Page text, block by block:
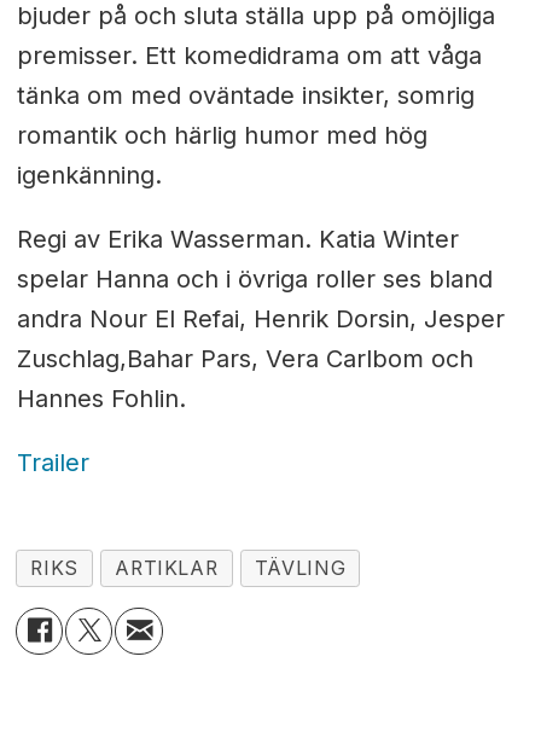
bjuder på och sluta ställa upp på omöjliga
premisser. Ett komedidrama om att våga
tänka om med oväntade insikter, somrig
romantik och härlig humor med hög
igenkänning.
Regi av Erika Wasserman. Katia Winter
spelar Hanna och i övriga roller ses bland
andra Nour El Refai, Henrik Dorsin, Jesper
Zuschlag,Bahar Pars, Vera Carlbom och
Hannes Fohlin.
Trailer
RIKS ARTIKLAR TÄVLING